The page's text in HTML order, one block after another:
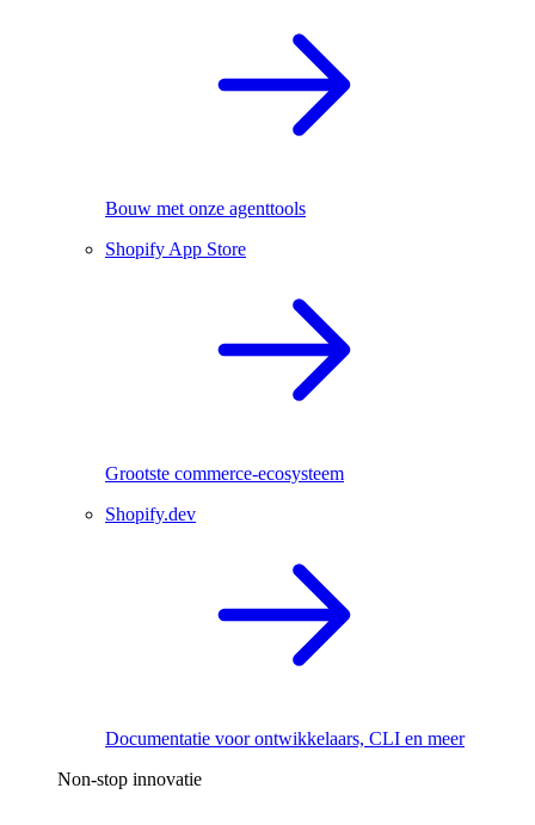
Bouw met onze agenttools
Shopify App Store
Grootste commerce-ecosysteem
Shopify.dev
Documentatie voor ontwikkelaars, CLI en meer
Non-stop innovatie